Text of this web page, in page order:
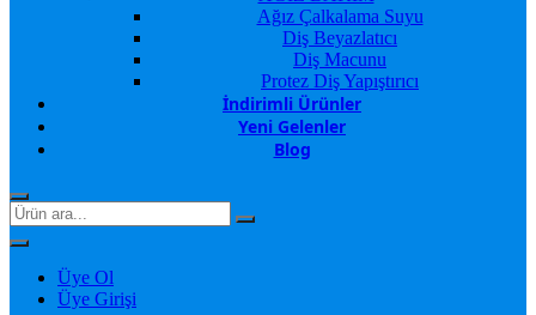
Ağız Çalkalama Suyu
Diş Beyazlatıcı
Diş Macunu
Protez Diş Yapıştırıcı
İndirimli Ürünler
Yeni Gelenler
Blog
Üye Ol
Üye Girişi